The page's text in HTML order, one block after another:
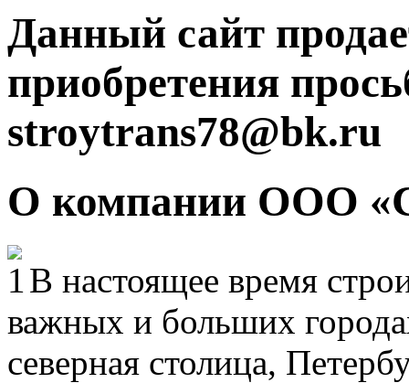
Данный сайт
приобретения
stroytrans78@bk.ru
О компании ООО
В настоящее время
важных и больших
северная столица,